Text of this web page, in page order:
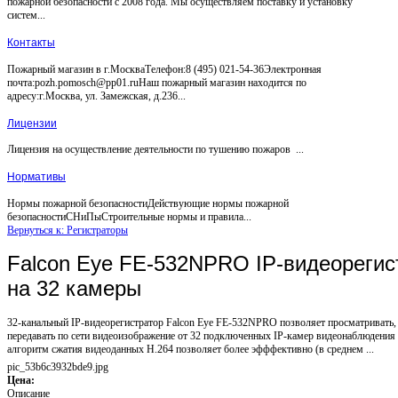
систем...
Контакты
Пожарный магазин в г.МоскваТелефон:8 (495) 021-54-36Электронная
почта:pozh.pomosch@pp01.ruНаш пожарный магазин находится по
адресу:г.Москва, ул. Замежская, д.236...
Лицензии
Лицензия на осуществление деятельности по тушению пожаров ...
Нормативы
Нормы пожарной безопасностиДействующие нормы пожарной
безопасностиСНиПыСтроительные нормы и правила...
Вернуться к: Регистраторы
Falcon Eye FE-532NPRO IP-
на 32 камеры
32-канальный IP-видеорегистратор Falcon Eye FE-532NPRO позволяет просматривать,
передавать по сети видеоизображение от 32 подключенных IP-камер
алгоритм сжатия видеоданных H.264 позволяет более эфффективно (в среднем ...
pic_53b6c3932bde9.jpg
Цена:
Описание